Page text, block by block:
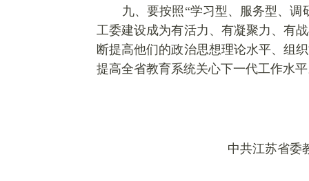
九、要按照“学习型、服务型、
工委建设成为有活力、有凝聚力、有
断提高他们的政治思想理论水平、组
提高全省教育系统关心下一代工作水
中共江苏省委教